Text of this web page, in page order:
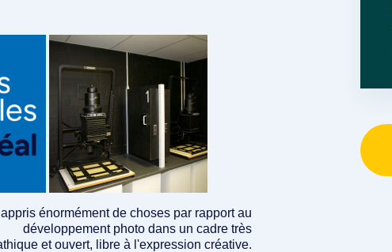
énormément de choses par rapport au
développement photo dans un cadre très
et ouvert, libre à l'expression créative.